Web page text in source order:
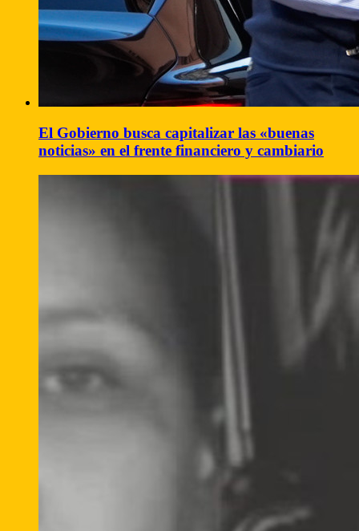
El Gobierno busca capitalizar las «buenas
noticias» en el frente financiero y cambiario